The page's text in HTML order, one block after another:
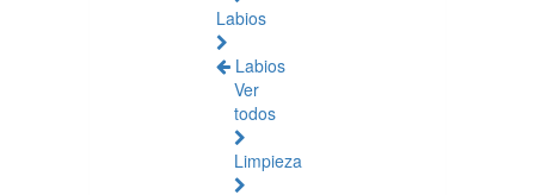
Labios
Labios
Ver
todos
Limpieza